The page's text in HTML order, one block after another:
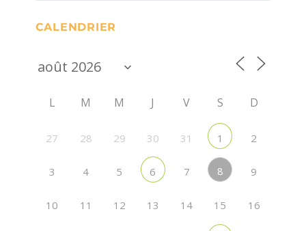
CALENDRIER
L M M J V S D
27 28 29 30 31 1 2
3 4 5 6 7 8 9
10 11 12 13 14 15 16